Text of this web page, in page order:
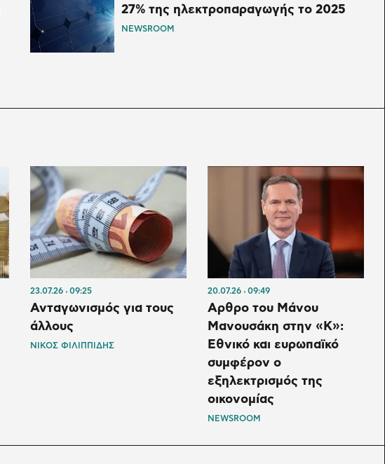
27% της ηλεκτροπαραγωγής το 2025
NEWSROOM
23.07.26 09:25
Ανταγωνισμός για τους
άλλους
ΝΙΚΟΣ ΦΙΛΙΠΠΙΔΗΣ
20.07.26 09:49
Αρθρο του Μάνου
Μανουσάκη στην «Κ»:
Εθνικό και ευρωπαϊκό
συμφέρον ο
εξηλεκτρισμός της
οικονομίας
NEWSROOM